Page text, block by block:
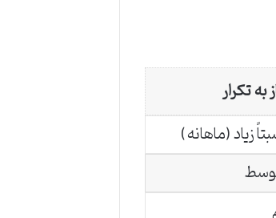
به تکرار
زیاد (ماهانه)